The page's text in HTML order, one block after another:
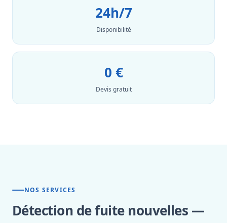
24h/7
Disponibilité
0 €
Devis gratuit
NOS SERVICES
Détection de fuite nouvelles —